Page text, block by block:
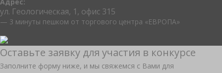
ул. Геологическая, 1, офис 315
— 3 минуты пешком от торгового центра «ЕВРОПА»
Оставьте заявку для участия в конкурсе
Заполните форму ниже, и мы свяжемся с Вами для